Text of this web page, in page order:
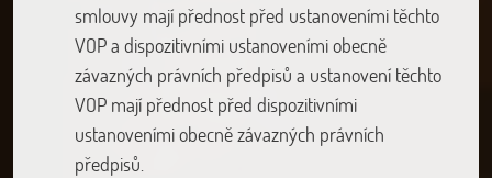
smlouvy mají přednost před ustanoveními těchto
VOP a dispozitivními ustanoveními obecně
závazných právních předpisů a ustanovení těchto
VOP mají přednost před dispozitivními
ustanoveními obecně závazných právních
předpisů.